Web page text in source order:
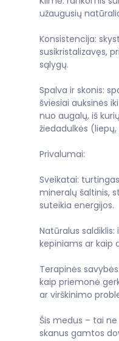
užaugusių
Konsistencija:
susikristalizavęs,
sąlygų.
Spalva ir skonis:
šviesiai auksinės
nuo augalų, iš
žiedadulkės
Privalumai:
Sveikatai:
mineralų šaltinis,
suteikia energijos.
Natūralus
kepiniams ar kaip
Terapinės
kaip priemonė
ar virškinimo
Šis medus – tai
skanus gamtos